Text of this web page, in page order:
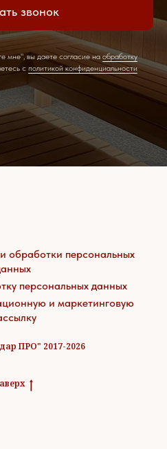
звонок
мне", вы даете согласие наобработку
c политикой конфиденциальности
обработки персональных
персональных данных
и маркетинговую
ПРО" 2017-2026